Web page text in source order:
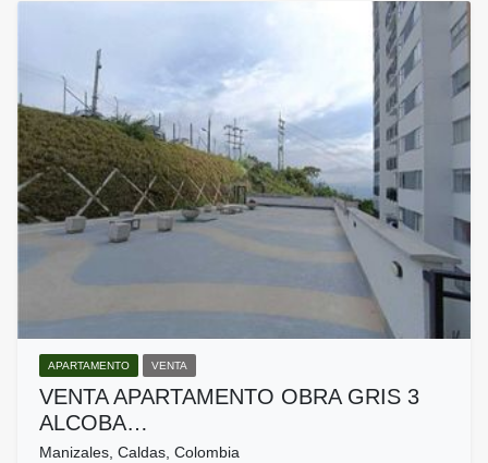
APARTAMENTO VENTA
VENTA APARTAMENTO OBRA GRIS 3
ALCOBA…
Manizales, Caldas, Colombia